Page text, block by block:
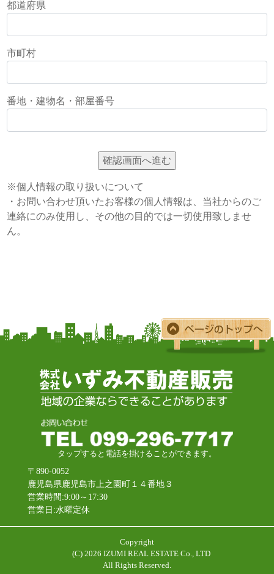
都道府県
市町村
番地・建物名・部屋番号
※個人情報の取り扱いについて
・お問い合わせ頂いたお客様の個人情報は、当社からのご
連絡にのみ使用し、その他の目的では一切使用致しませ
ん。
タップすると電話を掛けることができます。
〒890-0052
鹿児島県鹿児島市上之園町１４番地３
営業時間:9:00～17:30
営業日:水曜定休
Copyright
(C) 2026 IZUMI REAL ESTATE Co., LTD
All Rights Reserved.